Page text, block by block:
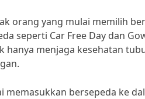
orang yang mulai memilih
seperti Car Free Day dan
hanya menjaga kesehatan
memasukkan bersepeda ke